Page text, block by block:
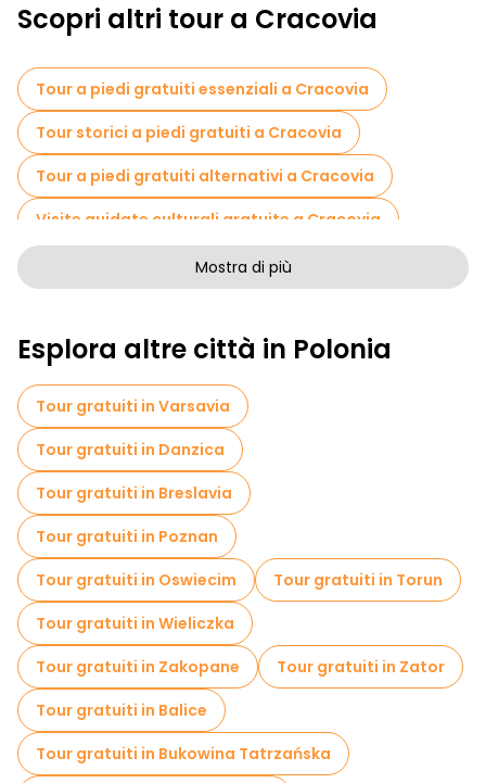
Scopri altri tour a Cracovia
Tour a piedi gratuiti essenziali a Cracovia
Tour storici a piedi gratuiti a Cracovia
Tour a piedi gratuiti alternativi a Cracovia
Visite guidate culturali gratuite a Cracovia
Tour a piedi gratuiti per famiglie a Cracovia
Attività sportive a Cracovia
Visite autoguidate in Cracovia
Visite gratuite alla guerra in Cracovia
Visite gratuite ai quartieri ebraici di Cracovia
Crociere in Cracovia
Visite gratuite alle leggende e al mistero in Cracovia
Musei in Cracovia
Visita gratuita del centro storico Cracovia
Visite al mercato in Cracovia
Tour di degustazione locali in Cracovia
Mostra di più
Esplora altre città in Polonia
Tour gratuiti in Varsavia
Tour gratuiti in Danzica
Tour gratuiti in Breslavia
Tour gratuiti in Poznan
Tour gratuiti in Oswiecim
Tour gratuiti in Torun
Tour gratuiti in Wieliczka
Tour gratuiti in Zakopane
Tour gratuiti in Zator
Tour gratuiti in Balice
Tour gratuiti in Bukowina Tatrzańska